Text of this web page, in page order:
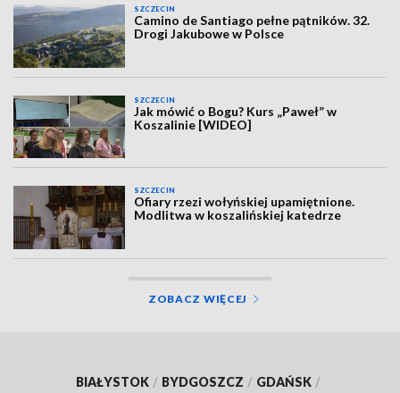
SZCZECIN
Camino de Santiago pełne pątników. 32.
Drogi Jakubowe w Polsce
SZCZECIN
Jak mówić o Bogu? Kurs „Paweł” w
Koszalinie [WIDEO]
SZCZECIN
Ofiary rzezi wołyńskiej upamiętnione.
Modlitwa w koszalińskiej katedrze
ZOBACZ WIĘCEJ
BIAŁYSTOK / BYDGOSZCZ / GDAŃSK /